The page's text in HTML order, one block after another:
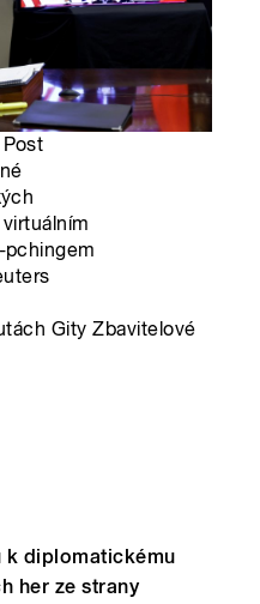
pchingem
Gity Zbavitelové
k diplomatickému
her ze strany